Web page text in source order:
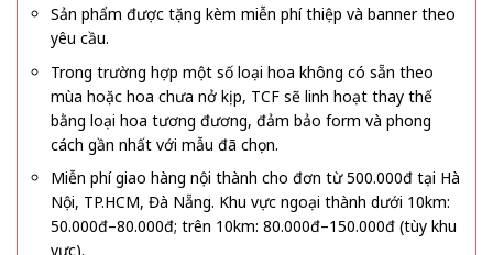
Sản phẩm được tặng kèm miễn phí thiệp và banner theo
yêu cầu.
Trong trường hợp một số loại hoa không có sẵn theo
mùa hoặc hoa chưa nở kịp, TCF sẽ linh hoạt thay thế
bằng loại hoa tương đương, đảm bảo form và phong
cách gần nhất với mẫu đã chọn.
Miễn phí giao hàng nội thành cho đơn từ 500.000đ tại Hà
Nội, TP.HCM, Đà Nẵng. Khu vực ngoại thành dưới 10km:
50.000đ–80.000đ; trên 10km: 80.000đ–150.000đ (tùy khu
vực).